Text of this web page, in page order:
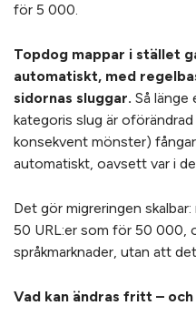
för 5 000.
Topdog mappar i stället
automatiskt, med
sidornas sluggar. Så länge
kategoris slug är
konsekvent mönster)
automatiskt, oavsett var i
Det gör migreringen
50 URL:er som för 50 000,
språkmarknader, utan att
Vad kan ändras fritt –